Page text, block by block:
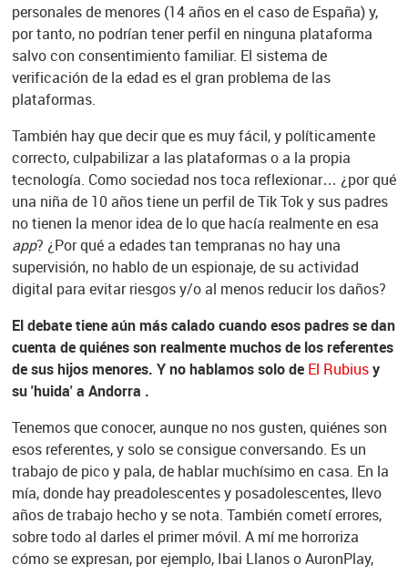
personales de menores (14 años en el caso de España) y,
por tanto, no podrían tener perfil en ninguna plataforma
salvo con consentimiento familiar. El sistema de
verificación de la edad es el gran problema de las
plataformas.
También hay que decir que es muy fácil, y políticamente
correcto, culpabilizar a las plataformas o a la propia
tecnología. Como sociedad nos toca reflexionar… ¿por qué
una niña de 10 años tiene un perfil de Tik Tok y sus padres
no tienen la menor idea de lo que hacía realmente en esa
app? ¿Por qué a edades tan tempranas no hay una
supervisión, no hablo de un espionaje, de su actividad
digital para evitar riesgos y/o al menos reducir los daños?
El debate tiene aún más calado cuando esos padres se dan
cuenta de quiénes son realmente muchos de los referentes
de sus hijos menores. Y no hablamos solo de El Rubiusy
su 'huida' a Andorra .
Tenemos que conocer, aunque no nos gusten, quiénes son
esos referentes, y solo se consigue conversando. Es un
trabajo de pico y pala, de hablar muchísimo en casa. En la
mía, donde hay preadolescentes y posadolescentes, llevo
años de trabajo hecho y se nota. También cometí errores,
sobre todo al darles el primer móvil. A mí me horroriza
cómo se expresan, por ejemplo, Ibai Llanos o AuronPlay,